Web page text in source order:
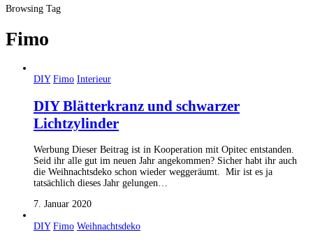
Browsing Tag
Fimo
DIY Fimo Interieur
DIY Blätterkranz und schwarzer
Lichtzylinder
Werbung Dieser Beitrag ist in Kooperation mit Opitec entstanden.
Seid ihr alle gut im neuen Jahr angekommen? Sicher habt ihr auch
die Weihnachtsdeko schon wieder weggeräumt. Mir ist es ja
tatsächlich dieses Jahr gelungen…
7. Januar 2020
DIY Fimo Weihnachtsdeko